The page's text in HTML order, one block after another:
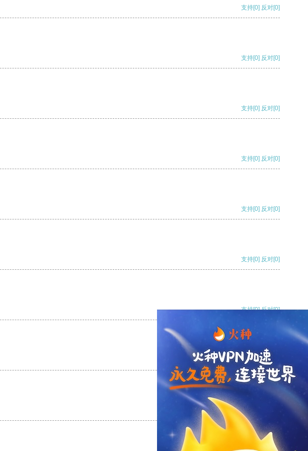
支持[0] 反对[0]
支持[0] 反对[0]
支持[0] 反对[0]
支持[0] 反对[0]
支持[0] 反对[0]
支持[0] 反对[0]
支持[0] 反对[0]
支持[0] 反对
支持